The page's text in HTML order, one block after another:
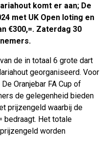
komt er aan; De
met UK Open loting en
€300,=. Zaterdag 30
de in totaal 6 grote dart
georganiseerd. Voor
Oranjebar FA Cup of
de gelegenheid bieden
prijzengeld waarbij de
bedraagt. Het totale
worden